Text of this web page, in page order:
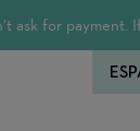
ask for